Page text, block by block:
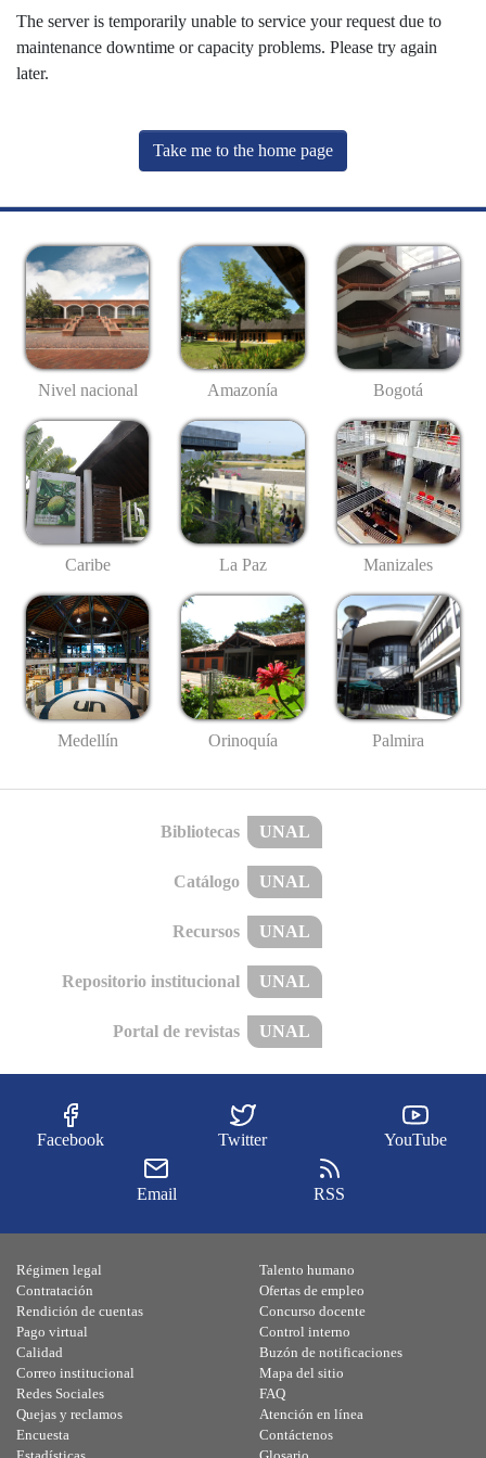
The server is temporarily unable to service your request due to
maintenance downtime or capacity problems. Please try again
later.
Take me to the home page
Nivel nacional Amazonía Bogotá
Caribe La Paz Manizales
Medellín Orinoquía Palmira
Bibliotecas UNAL
Catálogo UNAL
Recursos UNAL
Repositorio institucional UNAL
Portal de revistas UNAL
Facebook Twitter YouTube
Email RSS
Régimen legal
Contratación
Rendición de cuentas
Pago virtual
Calidad
Talento humano
Ofertas de empleo
Concurso docente
Control interno
Buzón de notificaciones
Correo institucional
Redes Sociales
Quejas y reclamos
Encuesta
Mapa del sitio
FAQ
Atención en línea
Contáctenos